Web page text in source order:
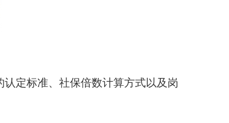
定标准、社保倍数计算方式以及岗